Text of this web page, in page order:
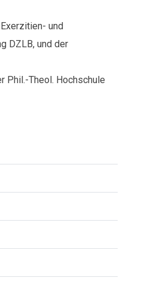
und
DZLB, und der
Phil.-Theol. Hochschule